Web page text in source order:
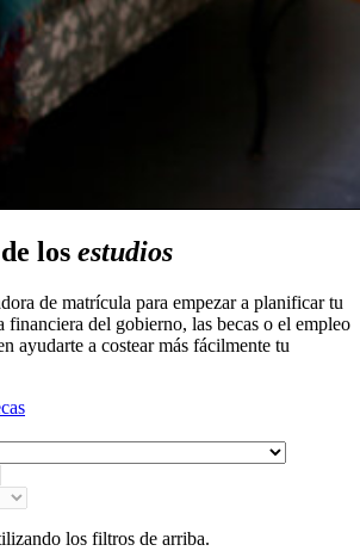
los estudios
de matrícula para empezar a planificar tu
financiera del gobierno, las becas o el empleo
ayudarte a costear más fácilmente tu
los filtros de arriba.